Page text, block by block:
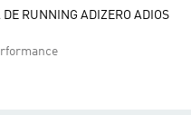
RUNNING ADIZERO ADIOS